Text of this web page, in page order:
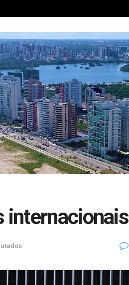
internacionais